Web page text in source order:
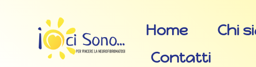
Home Chi
Contatti